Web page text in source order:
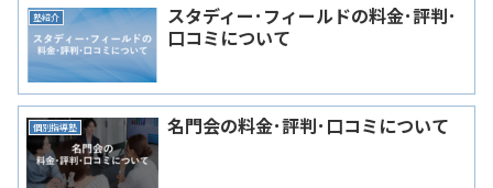
塾紹介
スタディー･フィールドの料金･評判･
口コミについて
個別指導塾 名門会の料金･評判･口コミについて